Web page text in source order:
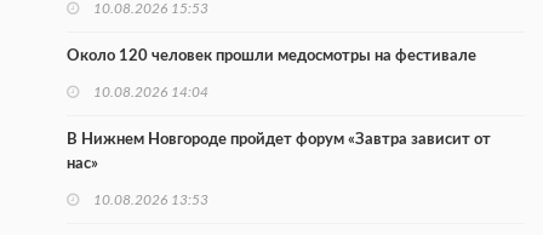
10.08.2026 15:53
Около 120 человек прошли медосмотры на фестивале
10.08.2026 14:04
В Нижнем Новгороде пройдет форум «Завтра зависит от
нас»
10.08.2026 13:53